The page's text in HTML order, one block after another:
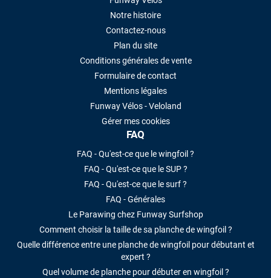
Notre histoire
Contactez-nous
Plan du site
Conditions générales de vente
Formulaire de contact
Mentions légales
Funway Vélos - Veloland
Gérer mes cookies
FAQ
FAQ - Qu'est-ce que le wingfoil ?
FAQ - Qu'est-ce que le SUP ?
FAQ - Qu'est-ce que le surf ?
FAQ - Générales
Le Parawing chez Funway Surfshop
Comment choisir la taille de sa planche de wingfoil ?
Quelle différence entre une planche de wingfoil pour débutant et
expert ?
Quel volume de planche pour débuter en wingfoil ?